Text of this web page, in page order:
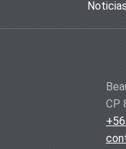
Noticias
CP